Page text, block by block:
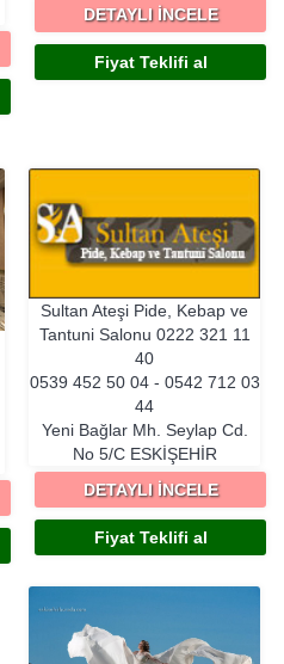
DETAYLI İNCELE
Fiyat Teklifi al
Sultan Ateşi Pide, Kebap ve
Tantuni Salonu 0222 321 11
40
0539 452 50 04 - 0542 712 03
44
Yeni Bağlar Mh. Seylap Cd.
No 5/C ESKIŞEHIR
DETAYLI İNCELE
Fiyat Teklifi al